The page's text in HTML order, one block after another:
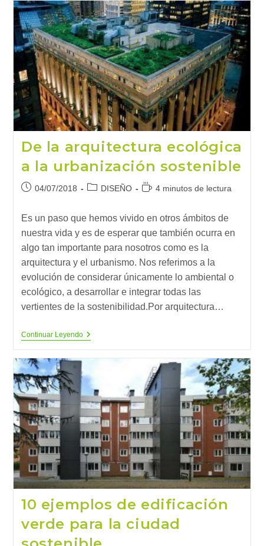
Por
La
Economía
Circular:
Amsterdam
De la arquitectura ecológica
a la urbanización sostenible
Publicación
entrada:
04/07/2018
Categoría
entrada:
DISEÑO
Tiempo4 minutos de lectura
Es un paso que hemos vivido en otros ámbitos de
nuestra vida y es de esperar que también ocurra en
algo tan importante para nosotros como es la
arquitectura y el urbanismo. Nos referimos a la
evolución de considerar únicamente lo ambiental o
ecológico, a desarrollar e integrar todas las
vertientes de la sostenibilidad.Por arquitectura…
Continuar LeyendoDe
Ecológica
A
Urbanización
Sostenible
10 ejemplos de edificación
verde para la ciudad